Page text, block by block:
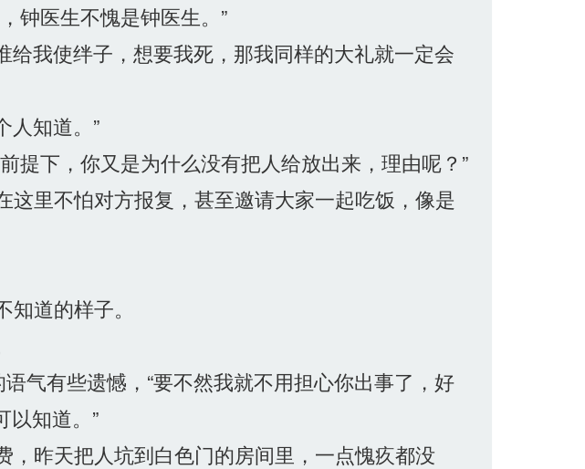
钟医生不愧是钟医生。”
我使绊子，想要我死，那我同样的大礼就一定会
人知道。”
提下，你又是为什么没有把人给放出来，理由呢？”
里不怕对方报复，甚至邀请大家一起吃饭，像是
道的样子。
气有些遗憾，“要不然我就不用担心你出事了，好
以知道。”
昨天把人坑到白色门的房间里，一点愧疚都没